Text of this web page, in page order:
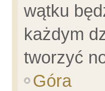
wątku
każdym
tworzyć
Góra